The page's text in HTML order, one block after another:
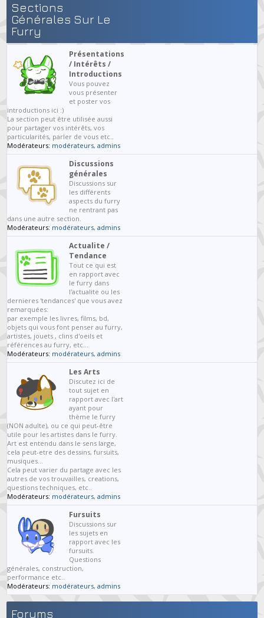
Sections
Générales Sur Le
Furry
Présentations
/ Intérêts /
Introductions
Vous pouvez
vous présenter
et poster vos
introductions ici :)
La section peut être utilisée aussi
pour partager vos intérêts, vos
particularités, parler de vous etc..
Modérateurs: modérateurs,admins
Discussions
générales
Discussions sur
les différents
aspects du furry
ne rentrant pas
dans une autre section.
Modérateurs: modérateurs,admins
Actualite /
Tendance
Tout ce qui est
en rapport avec
le furry dans
l'actualite ou les
dernieres 'tendances' que vous avez
remarquées:
par exemple les livres, films, bd,
objets qui vous font penser au furry,
artistes, jouets , clins d'oeils et
références au furry, etc...
Modérateurs: modérateurs,admins
Les Arts
Discutez ici de
tout sujet en
rapport avec l'art
ayant pour
thème le furry
(NON adulte), ou ce qui peut-être
utile pour les artistes dans le furry.
Art est entendu dans le sens large,
cela peut-etre des dessins, fursuits,
musiques...
Cela peut varier du partage avec les
autres de vos trouvailles, creations,
questions techniques, etc..
Modérateurs: modérateurs,admins
Fursuits
Discussions sur
les sujets en
rapport avec les
fursuits.
Questions
générales, construction,
performance etc..
Modérateurs: modérateurs,admins
Forums